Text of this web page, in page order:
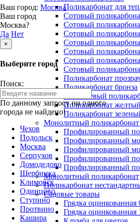
Ваш город: Москва
Ваш город
Москва?
Да Нет
×
Выберите город
Поиск:
По данному запросу ни одного
города не найдено!
Чехов
Подольск
Москва
Серпухов
Домодедово
Щербинка
Климовск
Одинцово
Ступино
Протвино
Кашира
Поликарбонат для
Сотовый
Сотовый
Сотовый
Сотовый
Сотовый
Сотовый
Сотовый
Поликарбонат
Поликарбонат бронза
Коричневый
Поликарбонат желтый
Поликарбонат
Монолитный
Профилированный
Профилированный
Профилированный
Профилированный
Профилированный
Монолитный поликарбонат
Поликарбонат
Садовые товары
Грядка оцинкованная
Грядка оцинкованная